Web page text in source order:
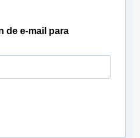
de e-mail para